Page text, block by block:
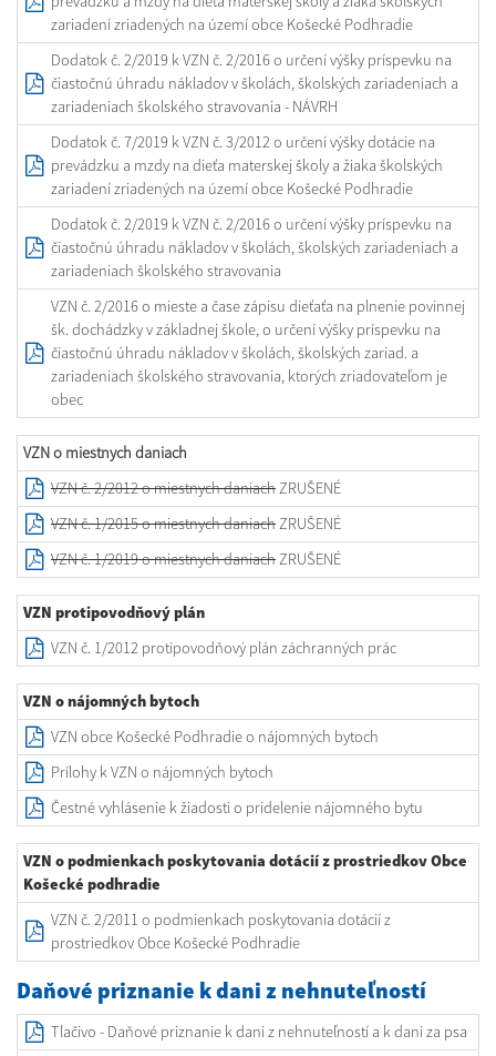
zariadení zriadených na území obce Košecké Podhradie
Dodatok č. 2/2019 k VZN č. 2/2016 o určení výšky príspevku na
čiastočnú úhradu nákladov v školách, školských zariadeniach a
zariadeniach školského stravovania - NÁVRH
Dodatok č. 7/2019 k VZN č. 3/2012 o určení výšky dotácie na
prevádzku a mzdy na dieťa materskej školy a žiaka školských
zariadení zriadených na území obce Košecké Podhradie
Dodatok č. 2/2019 k VZN č. 2/2016 o určení výšky príspevku na
čiastočnú úhradu nákladov v školách, školských zariadeniach a
zariadeniach školského stravovania
VZN č. 2/2016 o mieste a čase zápisu dieťaťa na plnenie povinnej
šk. dochádzky v základnej škole, o určení výšky príspevku na
čiastočnú úhradu nákladov v školách, školských zariad. a
zariadeniach školského stravovania, ktorých zriadovateľom je
obec
VZN o miestnych daniach
VZN č. 2/2012 o miestnych daniachZRUŠENÉ
VZN č. 1/2015 o miestnych daniachZRUŠENÉ
VZN č. 1/2019 o miestnych daniachZRUŠENÉ
VZN protipovodňový plán
VZN č. 1/2012 protipovodňový plán záchranných prác
VZN o nájomných bytoch
VZN obce Košecké Podhradie o nájomných bytoch
Prílohy k VZN o nájomných bytoch
Čestné vyhlásenie k žiadosti o pridelenie nájomného bytu
VZN o podmienkach poskytovania dotácií z prostriedkov Obce
Košecké podhradie
VZN č. 2/2011 o podmienkach poskytovania dotácií z
prostriedkov Obce Košecké Podhradie
Daňové priznanie k dani z nehnuteľností
Tlačivo - Daňové priznanie k dani z nehnuteľností a k dani za psa